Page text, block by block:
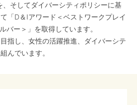
そしてダイバーシティポリシーに基
「D＆Iアワード＜ベストワークプレイ
バー＞」を取得しています。
指し、女性の活躍推進、ダイバーシテ
んでいます。